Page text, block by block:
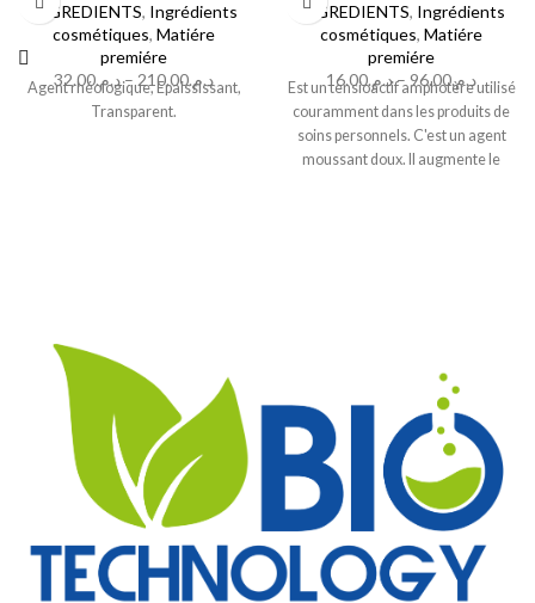
INGREDIENTS, Ingrédients
cosmétiques, Matiére
premiére
د.م.32.00 – د.م.210.00
Agent rhéologique, Epaississant,
Transparent.
INGREDIENTS, Ingrédients
cosmétiques, Matiére
premiére
د.م.16.00 – د.م.96.00
Est un tensioactif amphotère utilisé
couramment dans les produits de
soins personnels. C'est un agent
moussant doux. Il augmente le